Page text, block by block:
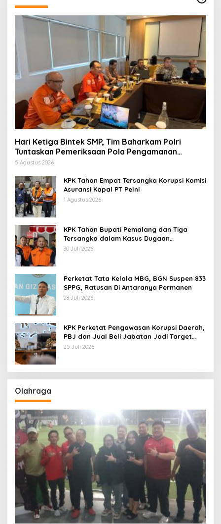
Hari Ketiga Bintek SMP, Tim Baharkam Polri
Tuntaskan Pemeriksaan Pola Pengamanan
Pertamina Patra Niaga Jabar
5 Agustus 2026
KPK Tahan Empat Tersangka Korupsi Komisi
Asuransi Kapal PT Pelni
1 Agustus 2026
KPK Tahan Bupati Pemalang dan Tiga
Tersangka dalam Kasus Dugaan
Pemerasan
30 Juli 2026
Perketat Tata Kelola MBG, BGN Suspen 833
SPPG, Ratusan Di Antaranya Permanen
28 Juli 2026
KPK Perketat Pengawasan Korupsi Daerah,
PBJ dan Jual Beli Jabatan Jadi Target
Utama
25 Juli 2026
Olahraga